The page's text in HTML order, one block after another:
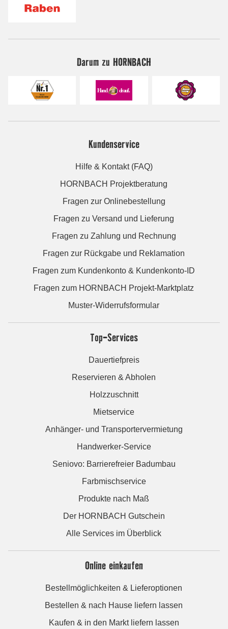
Darum zu HORNBACH
Kundenservice
Hilfe & Kontakt (FAQ)
HORNBACH Projektberatung
Fragen zur Onlinebestellung
Fragen zu Versand und Lieferung
Fragen zu Zahlung und Rechnung
Fragen zur Rückgabe und Reklamation
Fragen zum Kundenkonto & Kundenkonto-ID
Fragen zum HORNBACH Projekt-Marktplatz
Muster-Widerrufsformular
Top-Services
Dauertiefpreis
Reservieren & Abholen
Holzzuschnitt
Mietservice
Anhänger- und Transportervermietung
Handwerker-Service
Seniovo: Barrierefreier Badumbau
Farbmischservice
Produkte nach Maß
Der HORNBACH Gutschein
Alle Services im Überblick
Online einkaufen
Bestellmöglichkeiten & Lieferoptionen
Bestellen & nach Hause liefern lassen
Kaufen & in den Markt liefern lassen